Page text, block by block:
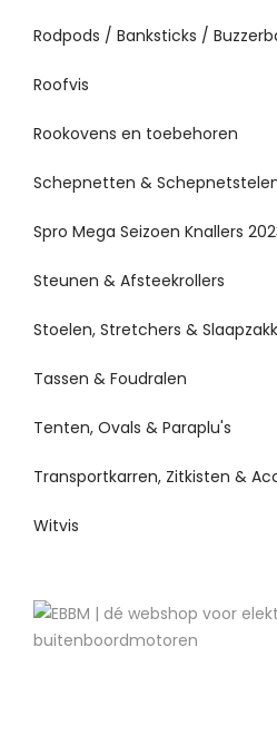
Rodpods / Banksticks /
Roofvis
Rookovens en toebehoren
Schepnetten &
Spro Mega Seizoen Knallers
Steunen & Afsteekrollers
Stoelen, Stretchers &
Tassen & Foudralen
Tenten, Ovals & Paraplu's
Transportkarren, Zitkisten &
Witvis